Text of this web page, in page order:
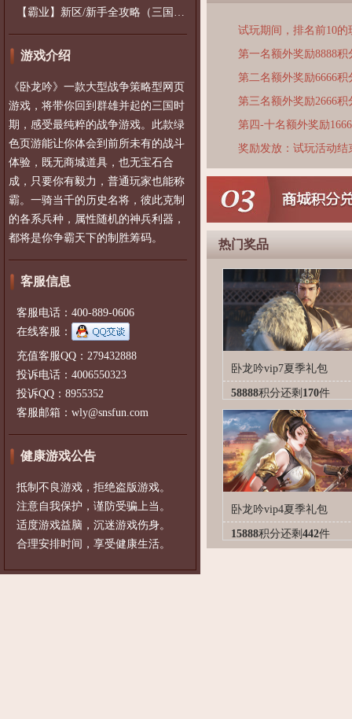
【霸业】新区/新手全攻略（三国通用）2
游戏介绍
《卧龙吟》一款大型战争策略型网页
游戏，将带你回到群雄并起的三国时
期，感受最纯粹的战争游戏。此款绿
色页游能让你体会到前所未有的战斗
体验，既无商城道具，也无宝石合
成，只要你有毅力，普通玩家也能称
霸。一骑当千的历史名将，彼此克制
的各系兵种，属性随机的神兵利器，
都将是你争霸天下的制胜筹码。
客服信息
客服电话：400-889-0606
在线客服：
充值客服QQ：279432888
投诉电话：4006550323
投诉QQ：8955352
客服邮箱：wly@snsfun.com
健康游戏公告
抵制不良游戏，拒绝盗版游戏。
注意自我保护，谨防受骗上当。
适度游戏益脑，沉迷游戏伤身。
合理安排时间，享受健康生活。
试玩期间，排名前10
第一名额外奖励8888积
第二名额外奖励6666积
第三名额外奖励2666积
第四-十名额外奖励
奖励发放：试玩活动
热门奖品
卧龙吟vip7夏季礼包
58888积分还剩 170件
卧龙吟vip4夏季礼包
15888积分还剩 442件